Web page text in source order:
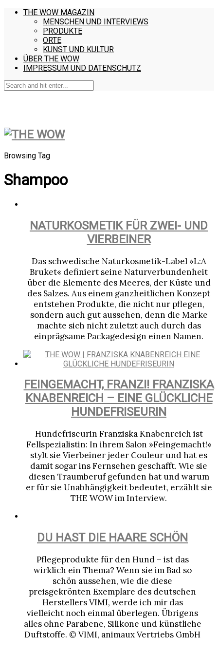
THE WOW MAGAZIN
MENSCHEN UND INTERVIEWS
PRODUKTE
ORTE
KUNST UND KULTUR
ÜBER THE WOW
IMPRESSUM UND DATENSCHUTZ
Browsing Tag
Shampoo
NATURKOSMETIK FÜR ZWEI- UND
VIERBEINER
Das schwedische Naturkosmetik-Label »L:A
Bruket« definiert seine Naturverbundenheit
über die Elemente des Meeres, der Küste und
des Salzes. Aus einem ganzheitlichen Konzept
entstehen Produkte, die nicht nur pflegen,
sondern auch gut aussehen, denn die Marke
machte sich nicht zuletzt auch durch das
einprägsame Packagedesign einen Namen.
FEINGEMACHT, FRANZI! FRANZISKA
KNABENREICH – EINE GLÜCKLICHE
HUNDEFRISEURIN
Hundefriseurin Franziska Knabenreich ist
Fellspezialistin: In ihrem Salon »Feingemacht!«
stylt sie Vierbeiner jeder Couleur und hat es
damit sogar ins Fernsehen geschafft. Wie sie
diesen Traumberuf gefunden hat und warum
er für sie Unabhängigkeit bedeutet, erzählt sie
THE WOW im Interview.
DU HAST DIE HAARE SCHÖN
Pflegeprodukte für den Hund – ist das
wirklich ein Thema? Wenn sie im Bad so
schön aussehen, wie die diese
preisgekrönten Exemplare des deutschen
Herstellers VIMI, werde ich mir das
vielleicht noch einmal überlegen. Übrigens
alles ohne Parabene, Silikone und künstliche
Duftstoffe. © VIMI, animaux Vertriebs GmbH